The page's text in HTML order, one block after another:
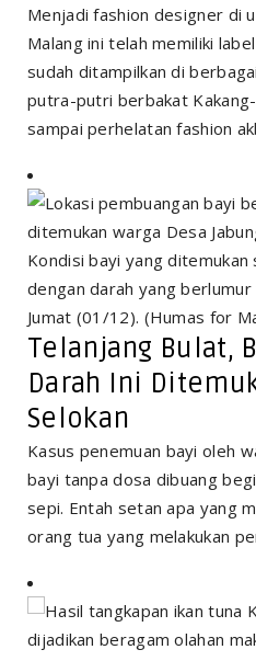
Menjadi fashion designer di
Malang ini telah memiliki
sudah ditampilkan di
putra-putri berbakat
sampai perhelatan fashion
Telanjang Bulat,
Darah Ini
Selokan
Kasus penemuan bayi oleh
bayi tanpa dosa dibuang
sepi. Entah setan apa yang
orang tua yang melakukan